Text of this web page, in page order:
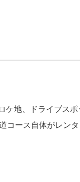
地、ドライブスポ
コース自体がレン